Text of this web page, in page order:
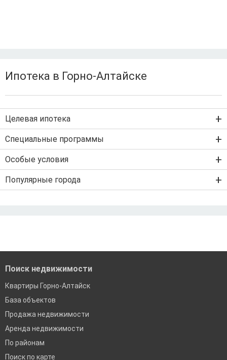
Ипотека в Горно-Алтайске
Целевая ипотека
Ипотека на вторичку
Ипотека на строительство дома
IT-ипотека
Специальные программы
Военная ипотека
Дальневосточная ипотека
Особые условия
Ипотека без первого взноса
Популярные города
Поиск недвижимости
Квартиры Горно-Алтайск
База объектов
Продажа недвижимости
Аренда недвижимости
По районам
Поиск по карте